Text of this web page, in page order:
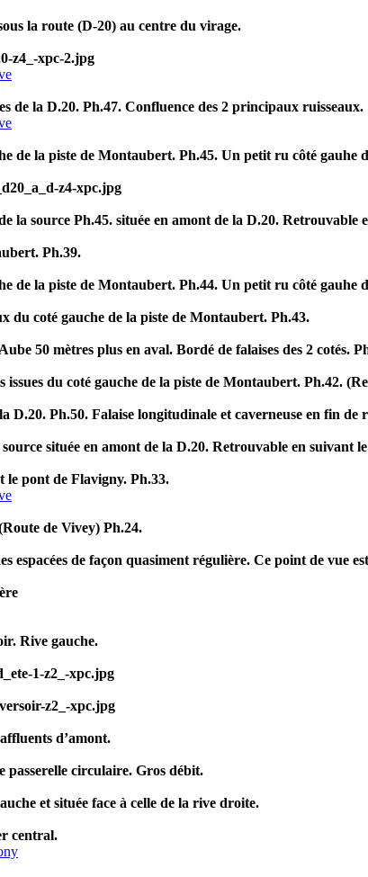
la route (D-20) au centre du virage.
z4_-xpc-2.jpg
de la D.20. Ph.47. Confluence des 2 principaux ruisseaux.
de la piste de Montaubert. Ph.45. Un petit ru côté
z4-xpc.jpg
la source Ph.45. située en amont de la D.20.
Ph.39.
de la piste de Montaubert. Ph.44. Un petit ru côté gauhe
du coté gauche de la piste de Montaubert. Ph.43.
50 mètres plus en aval. Bordé de falaises des 2 cotés.
issues du coté gauche de la piste de Montaubert. Ph.42.
D.20. Ph.50. Falaise longitudinale et caverneuse en fin de
située en amont de la D.20. Retrouvable en suivant
le pont de Flavigny. Ph.33.
de Vivey) Ph.24.
espacées de façon quasiment régulière. Ce point de vue
Rive gauche.
1-z2_-xpc.jpg
z2_-xpc.jpg
d’amont.
passerelle circulaire. Gros débit.
et située face à celle de la rive droite.
central.